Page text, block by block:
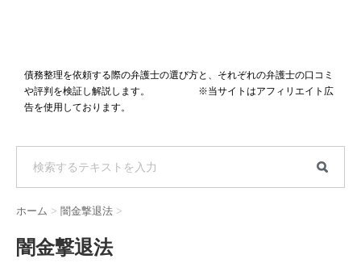
債務整理を依頼する際の弁護士の選び方と、それぞれの弁護士の口コミ
や評判を検証し解説します。 ※当サイトはアフィリエイト広
告を使用しております。
ホーム > 闇金撃退法 >
闇金撃退法